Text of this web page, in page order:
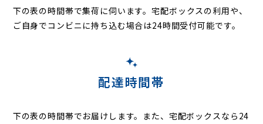
下の表の時間帯で集荷に伺います。宅配ボックスの利用や、
ご自身でコンビニに持ち込む場合は24時間受付可能です。
配達時間帯
下の表の時間帯でお届けします。また、宅配ボックスなら24